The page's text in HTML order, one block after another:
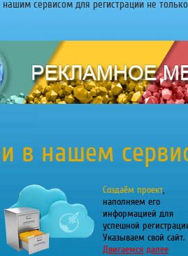
нашим сервисом для регистрации не
в нашем
Создаём проект,
наполняем его
информацией для
успешной
Указываем свой сайт.
Двигаемся далее